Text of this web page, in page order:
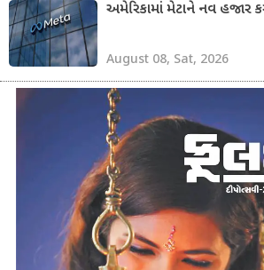
અમેરિકામાં મેટાને નવ હજાર
August 08, Sat, 2026